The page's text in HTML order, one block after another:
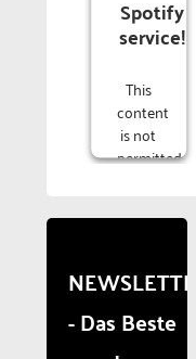
Spotify
service!
This
content
is not
permitted
due to
that
are
not
disclosed
- Das Beste